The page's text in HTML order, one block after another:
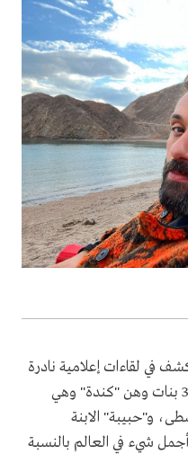
في لقاءات إعلامية نادرة
وقال إن لديه 3 بنات وهن "كندة" وهي
و"حبيبة" الابنة
شيء في العالم بالنسبة